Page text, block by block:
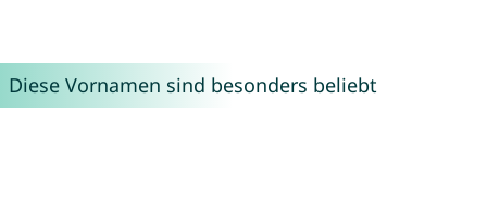
Diese Vornamen sind besonders beliebt